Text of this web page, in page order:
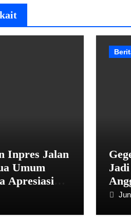
Inpres Jalan
Umum
Apresiasi